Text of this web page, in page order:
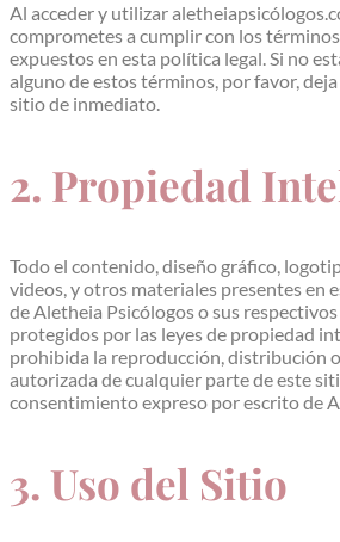
Al acceder y utilizar
comprometes a cumplir con los
expuestos en esta política legal. Si no
alguno de estos términos, por favor,
sitio de inmediato.
2. Propiedad
Todo el contenido, diseño gráfico,
videos, y otros materiales presentes en
de Aletheia Psicólogos o sus
protegidos por las leyes de propiedad
prohibida la reproducción, distribución
autorizada de cualquier parte de este
consentimiento expreso por escrito de
3. Uso del Sitio